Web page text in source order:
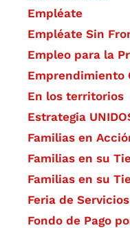
Empléate
Empléate Sin
Empleo para la
Emprendimiento
En los territorios
Estrategia
Familias en
Familias en su
Familias en su
Feria de Servicios
Fondo de Pago